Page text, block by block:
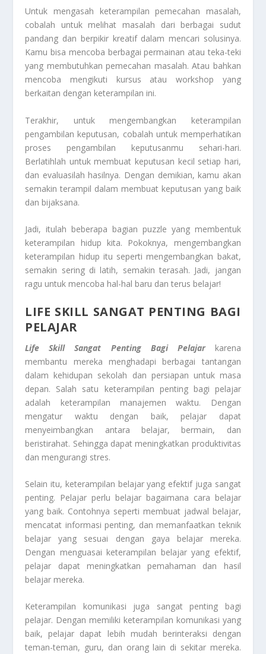
Untuk mengasah keterampilan pemecahan masalah,
cobalah untuk melihat masalah dari berbagai sudut
pandang dan berpikir kreatif dalam mencari solusinya.
Kamu bisa mencoba berbagai permainan atau teka-teki
yang membutuhkan pemecahan masalah. Atau bahkan
mencoba mengikuti kursus atau workshop yang
berkaitan dengan keterampilan ini.
Terakhir, untuk mengembangkan keterampilan
pengambilan keputusan, cobalah untuk memperhatikan
proses pengambilan keputusanmu sehari-hari.
Berlatihlah untuk membuat keputusan kecil setiap hari,
dan evaluasilah hasilnya. Dengan demikian, kamu akan
semakin terampil dalam membuat keputusan yang baik
dan bijaksana.
Jadi, itulah beberapa bagian puzzle yang membentuk
keterampilan hidup kita. Pokoknya, mengembangkan
keterampilan hidup itu seperti mengembangkan bakat,
semakin sering di latih, semakin terasah. Jadi, jangan
ragu untuk mencoba hal-hal baru dan terus belajar!
LIFE SKILL SANGAT PENTING BAGI
PELAJAR
Life Skill Sangat Penting Bagi Pelajarkarena
membantu mereka menghadapi berbagai tantangan
dalam kehidupan sekolah dan persiapan untuk masa
depan. Salah satu keterampilan penting bagi pelajar
adalah keterampilan manajemen waktu. Dengan
mengatur waktu dengan baik, pelajar dapat
menyeimbangkan antara belajar, bermain, dan
beristirahat. Sehingga dapat meningkatkan produktivitas
dan mengurangi stres.
Selain itu, keterampilan belajar yang efektif juga sangat
penting. Pelajar perlu belajar bagaimana cara belajar
yang baik. Contohnya seperti membuat jadwal belajar,
mencatat informasi penting, dan memanfaatkan teknik
belajar yang sesuai dengan gaya belajar mereka.
Dengan menguasai keterampilan belajar yang efektif,
pelajar dapat meningkatkan pemahaman dan hasil
belajar mereka.
Keterampilan komunikasi juga sangat penting bagi
pelajar. Dengan memiliki keterampilan komunikasi yang
baik, pelajar dapat lebih mudah berinteraksi dengan
teman-teman, guru, dan orang lain di sekitar mereka.